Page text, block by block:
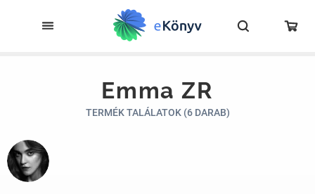
Emma ZR
TERMÉK TALÁLATOK (6 DARAB)